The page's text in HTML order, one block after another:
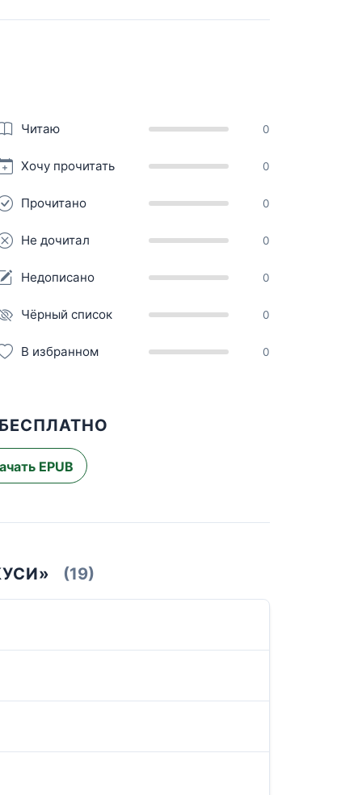
Читаю 0
Хочу прочитать 0
Прочитано 0
Не дочитал 0
Недописано 0
Чёрный список 0
В избранном 0
EPUB
(19)